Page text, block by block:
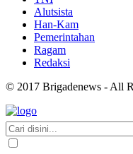
Alutsista
Han-Kam
Pemerintahan
Ragam
Redaksi
© 2017 Brigadenews - All